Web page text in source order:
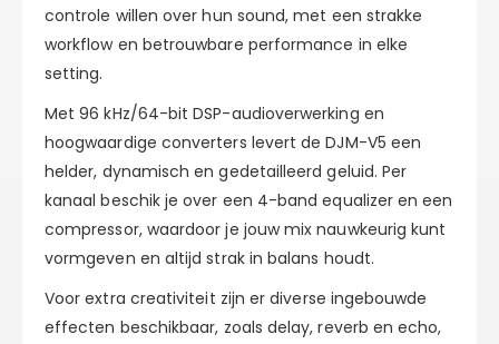
controle willen over hun sound, met een strakke
workflow en betrouwbare performance in elke
setting.
Met96 kHz/64-bit DSP-audioverwerking en
hoogwaardige converters levert de DJM-V5 een
helder, dynamisch en gedetailleerd geluid. Per
kanaal beschik je over een 4-band equalizer en een
compressor, waardoor je jouw mix nauwkeurig kunt
vormgeven en altijd strak in balans houdt.
Voor extra creativiteit zijn er diverse ingebouwde
effecten beschikbaar, zoals delay, reverb en echo,